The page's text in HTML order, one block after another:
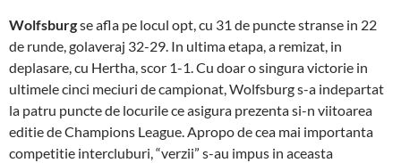
Wolfsburgse afla pe locul opt, cu 31 de puncte stranse in 22
de runde, golaveraj 32-29. In ultima etapa, a remizat, in
deplasare, cu Hertha, scor 1-1. Cu doar o singura victorie in
ultimele cinci meciuri de campionat, Wolfsburg s-a indepartat
la patru puncte de locurile ce asigura prezenta si-n viitoarea
editie de Champions League. Apropo de cea mai importanta
competitie intercluburi, “verzii” s-au impus in aceasta